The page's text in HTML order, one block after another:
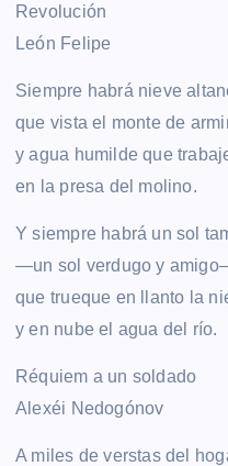
Revolución
León Felipe
Siempre habrá nieve
que vista el monte de
y agua humilde que
en la presa del molino.
Y siempre habrá un sol
—un sol verdugo y
que trueque en llanto la
y en nube el agua del río.
Réquiem a un soldado
Alexéi Nedogónov
A miles de verstas del